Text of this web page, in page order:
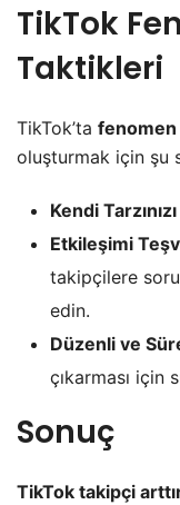
TikTok
Taktikleri
TikTok’ta fenomen
oluşturmak için şu
Kendi
Etkileşimi
takipçilere
edin.
Düzenli ve
çıkarması için
Sonuç
TikTok takipçi